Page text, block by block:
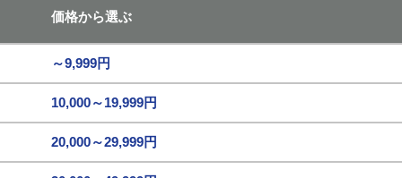
価格から選ぶ
～9,999円
10,000～19,999円
20,000～29,999円